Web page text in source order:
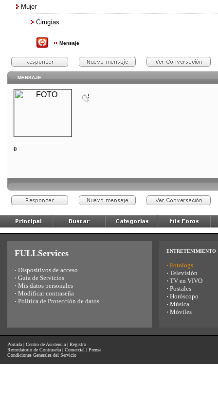
Mujer
Cirugías
Mensaje
MENSAJE
()
FULLServices
· Dispositivos de acceso
· Guía de Servicios
· Mis datos personales
· Modificar contraseña
· Política de Protección de datos
ENTRETENIMIENTO
· Fotologs
· Televisión
· TV en VIVO
· Postales
· Horóscopo
· Música
· Móviles
Portada | Centro de Asistencia | Registro
Recordatorio de Contraseña | Comercial | Prensa
Condiciones Generales del Servicio